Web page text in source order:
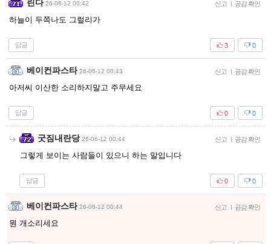
린다 26-06-12 00:42 신고 | 공감 확인
하늘이 두쪽나도 그럴리가
답글 0
3
베이컨파스타 26-06-12 00:43 신고 | 공감 확인
아저씨 이산한 소리하지말고 주무세요
답글 0
0
굿짐내란당 26-06-12 00:44 신고 | 공감 확인
그렇게 보이는 사람들이 있으니 하는 말입니다
답글 0
0
베이컨파스타 26-06-12 00:44 신고 | 공감 확인
뭔 개소리세요